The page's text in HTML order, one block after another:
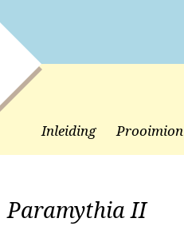
Inleiding Prooimion
Paramythia II